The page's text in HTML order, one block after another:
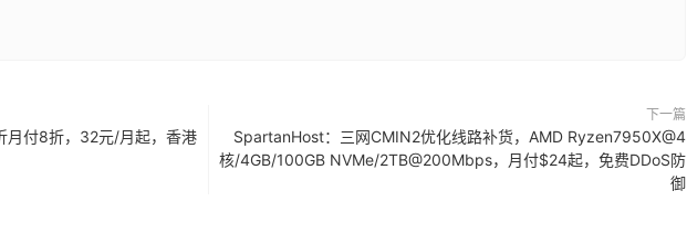
月付8折，32元/月起，香港
下一篇
SpartanHost：三网CMIN2优化线路补货，AMD Ryzen7950X@4
核/4GB/100GB NVMe/2TB@200Mbps，月付$24起，免费DDoS防
御